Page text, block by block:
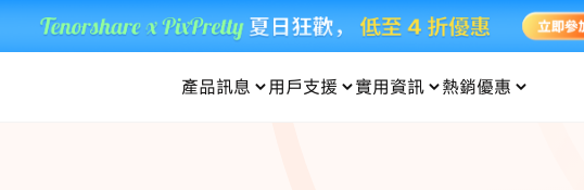
產品訊息 用戶支援 實用資訊 熱銷優惠